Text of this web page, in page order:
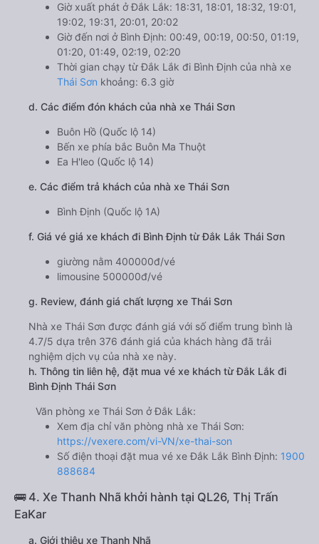
Giờ xuất phát ở Đắk Lắk: 18:31, 18:01, 18:32, 19:01,
19:02, 19:31, 20:01, 20:02
Giờ đến nơi ở Bình Định: 00:49, 00:19, 00:50, 01:19,
01:20, 01:49, 02:19, 02:20
Thời gian chạy từ Đắk Lắk đi Bình Định của nhà xe
Thái Sơn khoảng: 6.3 giờ
d. Các điểm đón khách của nhà xe Thái Sơn
Buôn Hồ (Quốc lộ 14)
Bến xe phía bắc Buôn Ma Thuột
Ea H'leo (Quốc lộ 14)
e. Các điểm trả khách của nhà xe Thái Sơn
Bình Định (Quốc lộ 1A)
f. Giá vé giá xe khách đi Bình Định từ Đắk Lắk Thái Sơn
giường nằm 400000đ/vé
limousine 500000đ/vé
g. Review, đánh giá chất lượng xe Thái Sơn
Nhà xe Thái Sơn được đánh giá với số điểm trung bình là
4.7/5 dựa trên 376 đánh giá của khách hàng đã trải
nghiệm dịch vụ của nhà xe này.
h. Thông tin liên hệ, đặt mua vé xe khách từ Đắk Lắk đi
Bình Định Thái Sơn
Văn phòng xe Thái Sơn ở Đắk Lắk:
Xem địa chỉ văn phòng nhà xe Thái Sơn:
https://vexere.com/vi-VN/xe-thai-son
Số điện thoại đặt mua vé xe Đắk Lắk Bình Định: 1900
888684
🚌 4. Xe Thanh Nhã khởi hành tại QL26, Thị Trấn
EaKar
a. Giới thiệu xe Thanh Nhã